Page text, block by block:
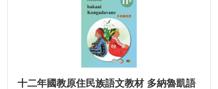
十二年國教原住民族語文教材 多納魯凱語